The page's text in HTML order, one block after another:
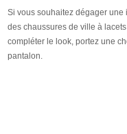
Si vous souhaitez dégager
des chaussures de ville à
compléter le look, portez une
pantalon.